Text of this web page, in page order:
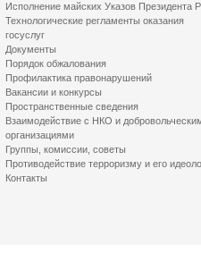
Исполнение майских Указов Президента
Технологические регламенты оказания
госуслуг
Документы
Порядок обжалования
Профилактика правонарушений
Вакансии и конкурсы
Пространственные сведения
Взаимодействие с НКО и
организациями
Группы, комиссии, советы
Противодействие терроризму и его
Контакты